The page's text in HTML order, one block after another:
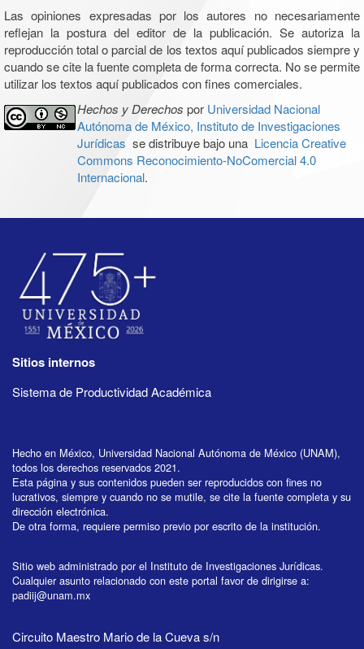
Las opiniones expresadas por los autores no necesariamente
reflejan la postura del editor de la publicación. Se autoriza la
reproducción total o parcial de los textos aquí publicados siempre y
cuando se cite la fuente completa de forma correcta. No se permite
utilizar los textos aquí publicados con fines comerciales.
Hechos y Derechos por Universidad Nacional
Autónoma de México, Instituto de Investigaciones
Jurídicas se distribuye bajo una Licencia Creative
Commons Reconocimiento-NoComercial 4.0
Internacional.
Sitios internos
Sistema de Productividad Académica
Hecho en México, Universidad Nacional Autónoma de México (UNAM),
todos los derechos reservados 2021.
Esta página y sus contenidos pueden ser reproducidos con fines no
lucrativos, siempre y cuando no se mutile, se cite la fuente completa y su
dirección electrónica.
De otra forma, requiere permiso previo por escrito de la institución.
Sitio web administrado por el Instituto de Investigaciones Jurídicas.
Cualquier asunto relacionado con este portal favor de dirigirse a:
padiij@unam.mx
Circuito Maestro Mario de la Cueva s/n